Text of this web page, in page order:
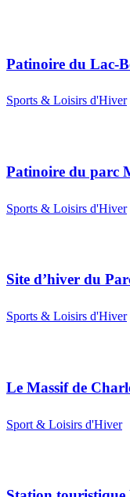
Patinoire du Lac-
Sports & Loisirs d'Hiver
Patinoire du parc
Sports & Loisirs d'Hiver
Site d’hiver du
Sports & Loisirs d'Hiver
Le Massif de
Sport & Loisirs d'Hiver